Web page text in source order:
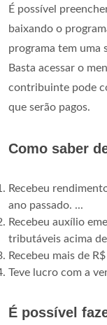
É possível
baixando o
programa tem uma
Basta acessar o
contribuinte pode
que serão pagos.
Como saber
Recebeu
ano passado. ...
Recebeu auxílio
tributáveis acima
Recebeu mais de
Teve lucro com a
É possível